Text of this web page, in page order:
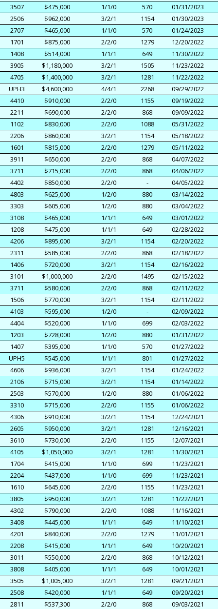
3507
$475,000 1/1/0 570
01/31/2023
2506
$962,000 3/2/1 1154
01/30/2023
2707
$465,000 1/1/0 570
01/24/2023
1701
$875,000 2/2/0 1279
12/20/2022
1408
$514,000 1/1/1 649
11/30/2022
3905
$1,180,000 3/2/1 1505
11/23/2022
4705
$1,400,000 3/2/1 1281
11/22/2022
UPH3
$4,600,000 4/4/1 2268
09/29/2022
4410
$910,000 2/2/0 1155
09/19/2022
2211
$690,000 2/2/0 868
09/09/2022
1102
$830,000 2/2/0 1088
05/31/2022
2206
$860,000 3/2/1 1154
05/18/2022
1601
$815,000 2/2/0 1279
05/11/2022
3911
$650,000 2/2/0 868
04/07/2022
3711
$715,000 2/2/0 868
04/06/2022
4402
$850,000 2/2/0 -
04/05/2022
4803
$625,000 1/2/0 880
03/14/2022
3303
$605,000 1/2/0 880
03/04/2022
3108
$465,000 1/1/1 649
03/01/2022
1208
$475,000 1/1/1 649
02/28/2022
4206
$895,000 3/2/1 1154
02/20/2022
2311
$585,000 2/2/0 868
02/18/2022
1406
$720,000 3/2/1 1154
02/16/2022
3101
$1,000,000 2/2/0 1495
02/15/2022
3711
$580,000 2/2/0 868
02/11/2022
1506
$770,000 3/2/1 1154
02/11/2022
4103
$595,000 1/2/0 -
02/09/2022
4404
$520,000 1/1/0 699
02/03/2022
1203
$728,000 1/2/0 880
01/31/2022
1407
$395,000 1/1/0 570
01/27/2022
UPH5
$545,000 1/1/1 801
01/27/2022
4606
$936,000 3/2/1 1154
01/24/2022
2106
$715,000 3/2/1 1154
01/14/2022
2503
$570,000 1/2/0 880
01/06/2022
3310
$715,000 2/2/0 1155
01/06/2022
4306
$910,000 3/2/1 1154
12/24/2021
2605
$950,000 3/2/1 1281
12/16/2021
3610
$730,000 2/2/0 1155
12/07/2021
4105
$1,050,000 3/2/1 1281
11/30/2021
1704
$415,000 1/1/0 699
11/23/2021
2204
$437,000 1/1/0 699
11/23/2021
1610
$645,000 2/2/0 1155
11/23/2021
3805
$950,000 3/2/1 1281
11/22/2021
4302
$790,000 2/2/0 1088
11/16/2021
3408
$445,000 1/1/1 649
11/10/2021
4201
$840,000 2/2/0 1279
11/01/2021
2208
$415,000 1/1/1 649
10/20/2021
3011
$550,000 2/2/0 868
10/12/2021
3808
$405,000 1/1/1 649
10/01/2021
3505
$1,005,000 3/2/1 1281
09/21/2021
2508
$420,000 1/1/1 649
09/20/2021
2811
$537,300 2/2/0 868
09/03/2021